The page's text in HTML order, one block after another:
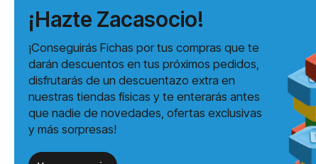
¡Hazte Zacasocio!
¡Conseguirás Fichas por tus compras que te
darán descuentos en tus próximos pedidos,
disfrutarás de un descuentazo extra en
nuestras tiendas físicas y te enterarás antes
que nadie de novedades, ofertas exclusivas
y más sorpresas!